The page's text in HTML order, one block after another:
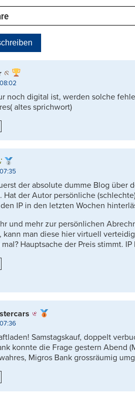
drucken
noch digital ist, werden solche
altes sprichwort)
der absolute dumme Blog über
Hat der Autor persönliche
IP in den letzten Wochen
und mehr zur persönlichen
kann man diese hier virtuell
Hauptsache der Preis stimmt.
Samstagskauf, doppelt
konnte die Frage gestern Abend
Migros Bank grossräumig